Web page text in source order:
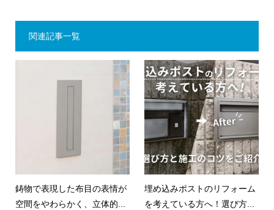
関連記事一覧
鋳物で表現した布目の表情が
空間をやわらかく、立体的...
埋め込みポストのリフォーム
を考えている方へ！選び方...